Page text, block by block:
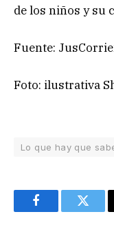
de los niños y su
Fuente:
Foto: ilustrativa
Lo que hay que
Facebook